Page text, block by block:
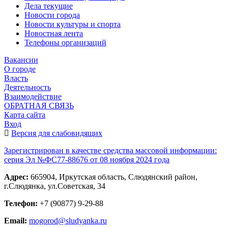
Дела текущие
Новости города
Новости культуры и спорта
Новостная лента
Телефоны организаций
Вакансии
О городе
Власть
Деятельность
Взаимодействие
ОБРАТНАЯ СВЯЗЬ
Карта сайта
Вход
Версия для слабовидящих
Зарегистрирован в качестве средства массовой информации:
серия Эл №ФС77-88676 от 08 ноября 2024 года
Адрес: 665904, Иркутская область, Слюдянский район,
г.Слюдянка, ул.Советская, 34
Телефон: +7 (90877) 9-29-88
Email: mogorod@sludyanka.ru